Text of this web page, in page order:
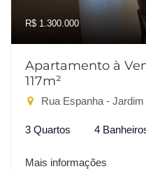
R$ 1.300.000
Apartamento à
117m²
Rua Espanha -
3 Quartos 4
Mais informações